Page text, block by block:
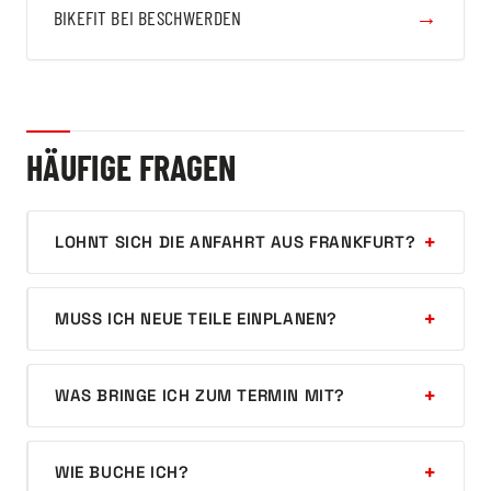
BIKEFIT BEI BESCHWERDEN →
HÄUFIGE FRAGEN
LOHNT SICH DIE ANFAHRT AUS FRANKFURT?
MUSS ICH NEUE TEILE EINPLANEN?
WAS BRINGE ICH ZUM TERMIN MIT?
WIE BUCHE ICH?